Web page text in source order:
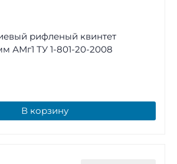
рифленый квинтет
АМг1 ТУ 1-801-20-2008
В корзину